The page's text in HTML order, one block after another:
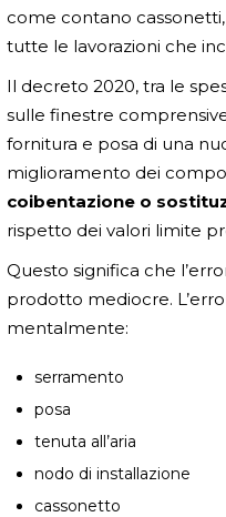
come contano
tutte le lavorazioni che
Il decreto 2020, tra le
sulle finestre
fornitura e posa di una
miglioramento dei
coibentazione o
rispetto dei valori limite
Questo significa che
prodotto mediocre.
mentalmente:
serramento
posa
tenuta all’aria
nodo di installazione
cassonetto